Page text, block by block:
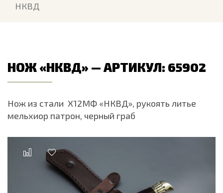
НКВД
НОЖ «НКВД» — АРТИКУЛ: 65902
Нож из стали Х12МФ «НКВД», рукоять литье
мельхиор патрон, черный граб